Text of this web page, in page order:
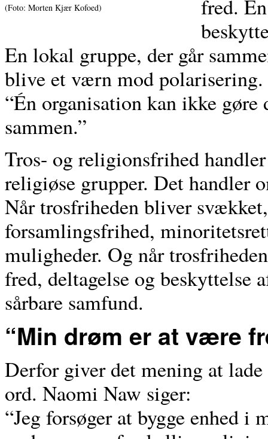
(Foto: Morten Kjær Kofoed)
fred.
En lokal gruppe, der går
blive et værn mod polarisering.
“Én organisation kan ikke
sammen.”
Tros- og religionsfrihed
religiøse grupper. Det handler
Når trosfriheden bliver
forsamlingsfrihed,
muligheder. Og når
fred, deltagelse og beskyttelse
sårbare samfund.
“Min drøm er at være
Derfor giver det mening at
ord. Naomi Naw siger:
“Jeg forsøger at bygge enhed